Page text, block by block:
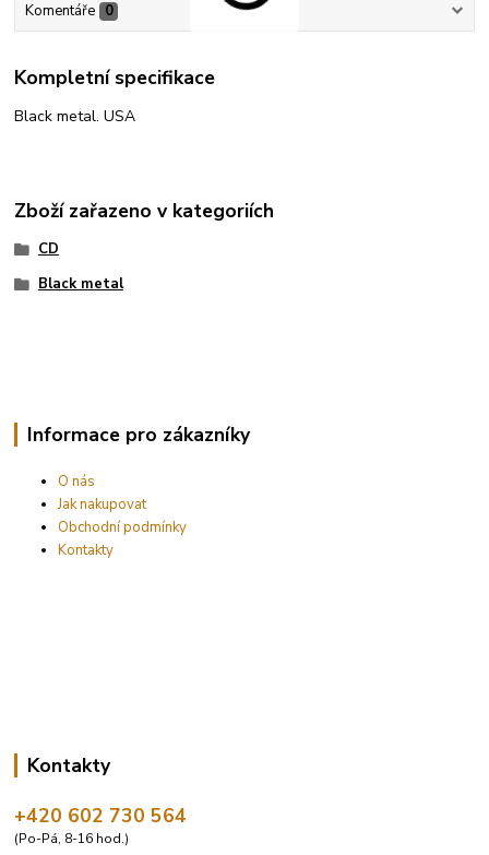
Komentáře 0
Kompletní specifikace
Black metal. USA
Zboží zařazeno v kategoriích
CD
Black metal
Informace pro zákazníky
O nás
Jak nakupovat
Obchodní podmínky
Kontakty
Kontakty
+420 602 730 564
(Po-Pá, 8-16 hod.)